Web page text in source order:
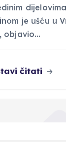
je ušću u
objavio…
čitati